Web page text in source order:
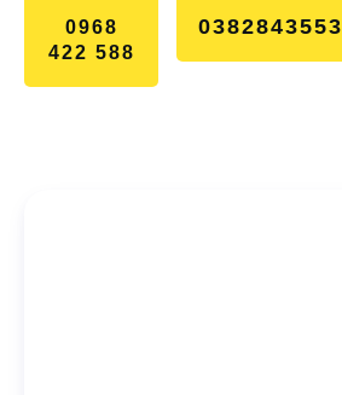
ADVERTISEMENT
NEWS
0968
422 588
0382843553